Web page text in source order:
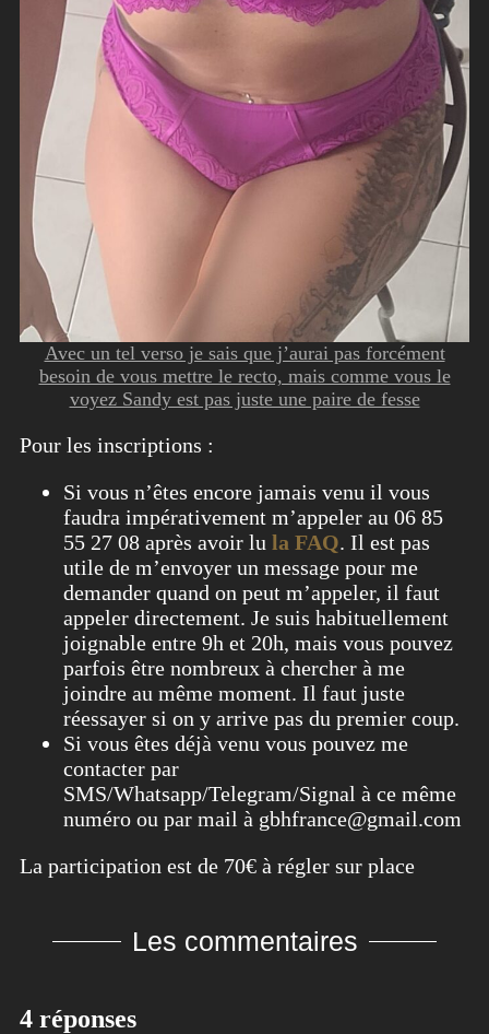
Avec un tel verso je sais que j’aurai pas forcément
besoin de vous mettre le recto, mais comme vous le
voyez Sandy est pas juste une paire de fesse
Pour les inscriptions :
Si vous n’êtes encore jamais venu il vous
faudra impérativement m’appeler au 06 85
55 27 08 après avoir lu la FAQ. Il est pas
utile de m’envoyer un message pour me
demander quand on peut m’appeler, il faut
appeler directement. Je suis habituellement
joignable entre 9h et 20h, mais vous pouvez
parfois être nombreux à chercher à me
joindre au même moment. Il faut juste
réessayer si on y arrive pas du premier coup.
Si vous êtes déjà venu vous pouvez me
contacter par
SMS/Whatsapp/Telegram/Signal à ce même
numéro ou par mail à gbhfrance@gmail.com
La participation est de 70€ à régler sur place
Les commentaires
4 réponses